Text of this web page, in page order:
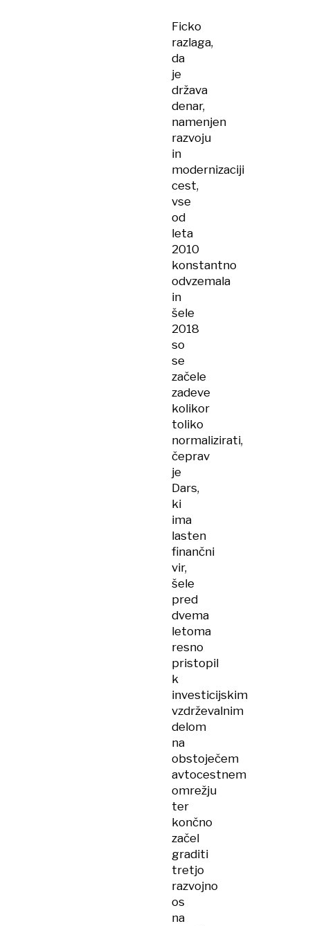
Ficko
razlaga,
da
je
država
denar,
namenjen
razvoju
in
modernizaciji
cest,
vse
od
leta
2010
konstantno
odvzemala
in
šele
2018
so
se
začele
zadeve
kolikor
toliko
normalizirati,
čeprav
je
Dars,
ki
ima
lasten
finančni
vir,
šele
pred
dvema
letoma
resno
pristopil
k
investicijskim
vzdrževalnim
delom
na
obstoječem
avtocestnem
omrežju
ter
končno
začel
graditi
tretjo
razvojno
os
na